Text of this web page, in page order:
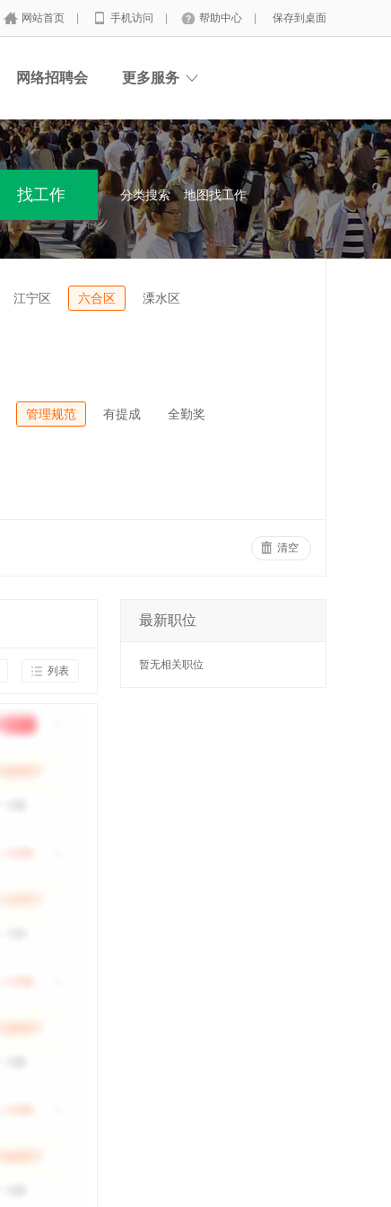
网站首页 手机访问 帮助中心 保存到桌面
网络招聘会 更多服务
分类搜索 地图找工作
江宁区 六合区 溧水区
管理规范 有提成 全勤奖
清空
列表
最新职位
暂无相关职位